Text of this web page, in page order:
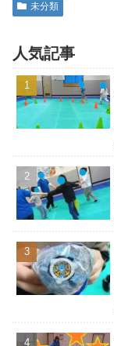
未分類
人気記事